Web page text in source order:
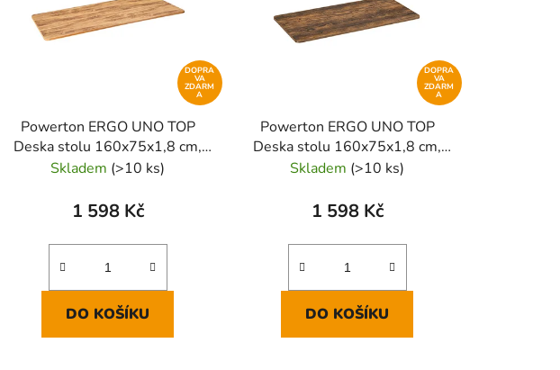
DOPRA
VA
ZDARM
A
Powerton ERGO UNO TOP
Deska stolu 160x75x1,8 cm,
dub rustikální
Skladem (>10 ks)
1 598 Kč
DO KOŠÍKU
DOPRA
VA
ZDARM
A
Powerton ERGO UNO TOP
Deska stolu 160x75x1,8 cm,
ořech rustikální
Skladem (>10 ks)
1 598 Kč
DO KOŠÍKU